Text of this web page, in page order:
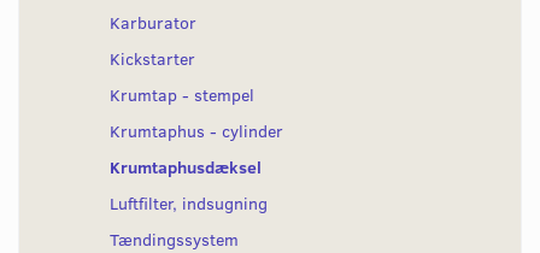
Karburator
Kickstarter
Krumtap - stempel
Krumtaphus - cylinder
Krumtaphusdæksel
Luftfilter, indsugning
Tændingssystem